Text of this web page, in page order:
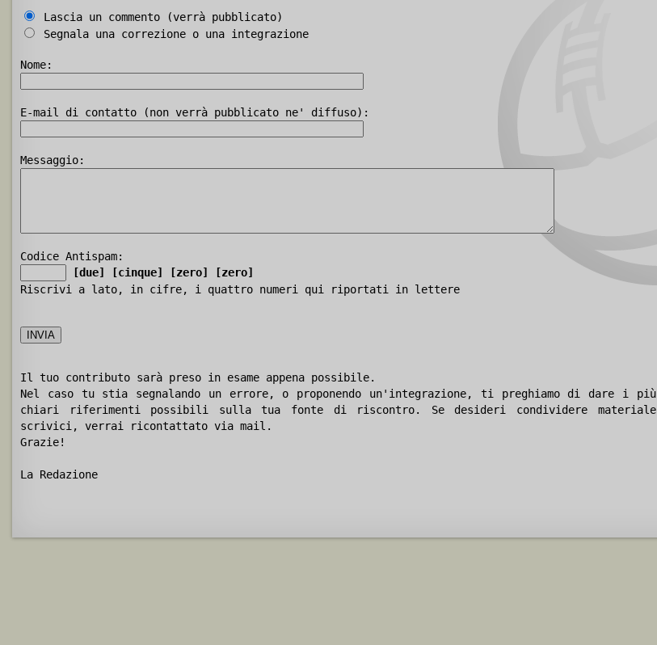
Lascia un commento (verrà pubblicato)
Segnala una correzione o una integrazione
Nome:
E-mail di contatto (non verrà pubblicato ne' diffuso):
Messaggio:
Codice Antispam:
[due]
[cinque] [zero]
[zero]
Riscrivi a lato, in cifre, i quattro numeri qui riportati in lettere
Il tuo contributo sarà preso in esame appena possibile.
Nel caso tu stia segnalando un errore, o proponendo un'integrazione, ti preghiamo di dare i più
chiari riferimenti possibili sulla tua fonte di riscontro. Se desideri condividere materiale
scrivici, verrai ricontattato via mail.
Grazie!
La Redazione